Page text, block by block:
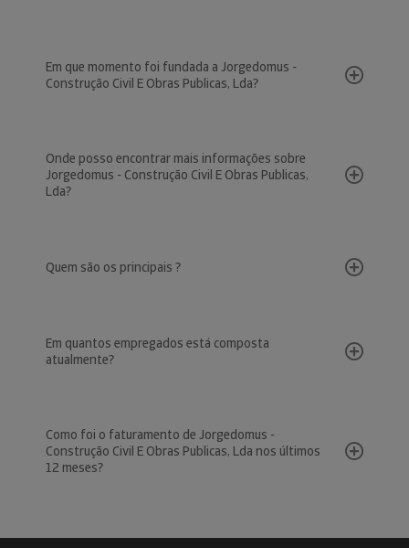
Em que momento foi fundada a Jorgedomus -
Construção Civil E Obras Publicas, Lda?
Onde posso encontrar mais informações sobre
Jorgedomus - Construção Civil E Obras Publicas,
Lda?
Quem são os principais ?
Em quantos empregados está composta
atualmente?
Como foi o faturamento de Jorgedomus -
Construção Civil E Obras Publicas, Lda nos últimos
12 meses?